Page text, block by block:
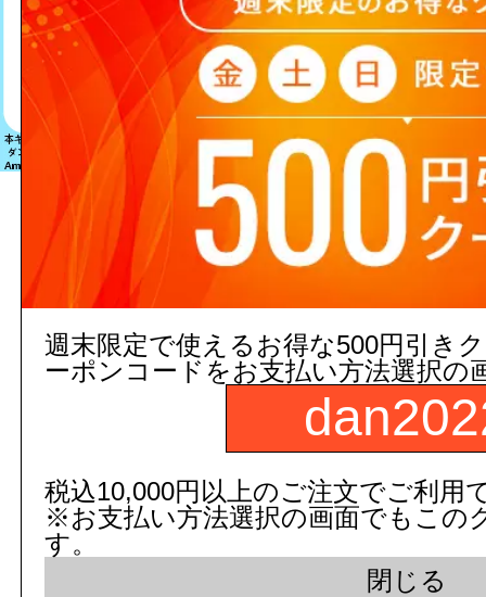
該当する商品は見つかりません
c 2015 dandorie.com All
表示モード： モバ
週末限定で使えるお得な500円引き
ーポンコードをお支払い方法選択の
税込10,000円以上のご注文でご利用
※お支払い方法選択の画面でもこの
す。
閉じる